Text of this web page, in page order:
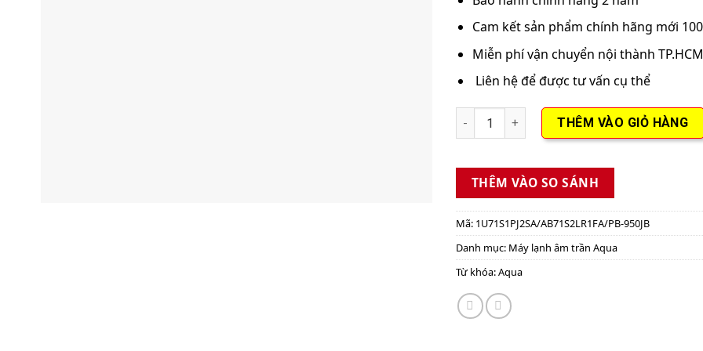
Cam kết sản phẩm chính hãng mới
Miễn phí vận chuyển nội thành TP.HCM
Liên hệ để được tư vấn cụ thể
Máy Lạnh Âm Trần Aqua Inverter 3HP
THÊM VÀO GIỎ HÀNG
THÊM VÀO SO SÁNH
Mã: 1U71S1PJ2SA/AB71S2LR1FA/PB-950JB
Danh mục: Máy lạnh âm trần Aqua
Từ khóa:Aqua